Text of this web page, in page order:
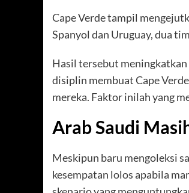
Cape Verde tampil
Spanyol dan Uruguay, dua
Hasil tersebut meningkatkan
disiplin membuat Cape
mereka. Faktor inilah yang
Arab Saudi
Meskipun baru mengoleksi
kesempatan lolos apabila